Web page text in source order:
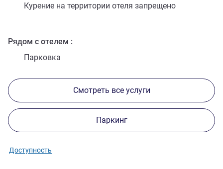
Курение на территории отеля запрещено
Рядом с отелем
Парковка
Смотреть все услуги
Паркинг
Доступность